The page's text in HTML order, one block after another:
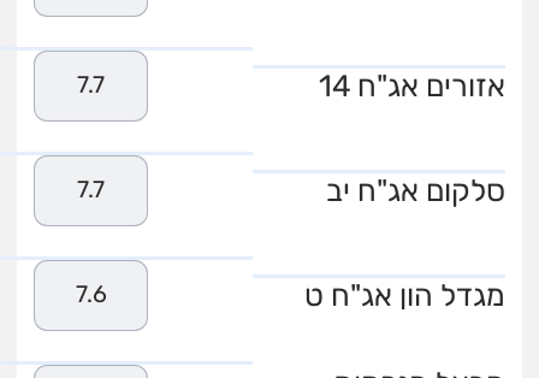
אזורים אג"ח 14 7.7
סלקום אג"ח יב 7.7
מגדל הון אג"ח ט 7.6